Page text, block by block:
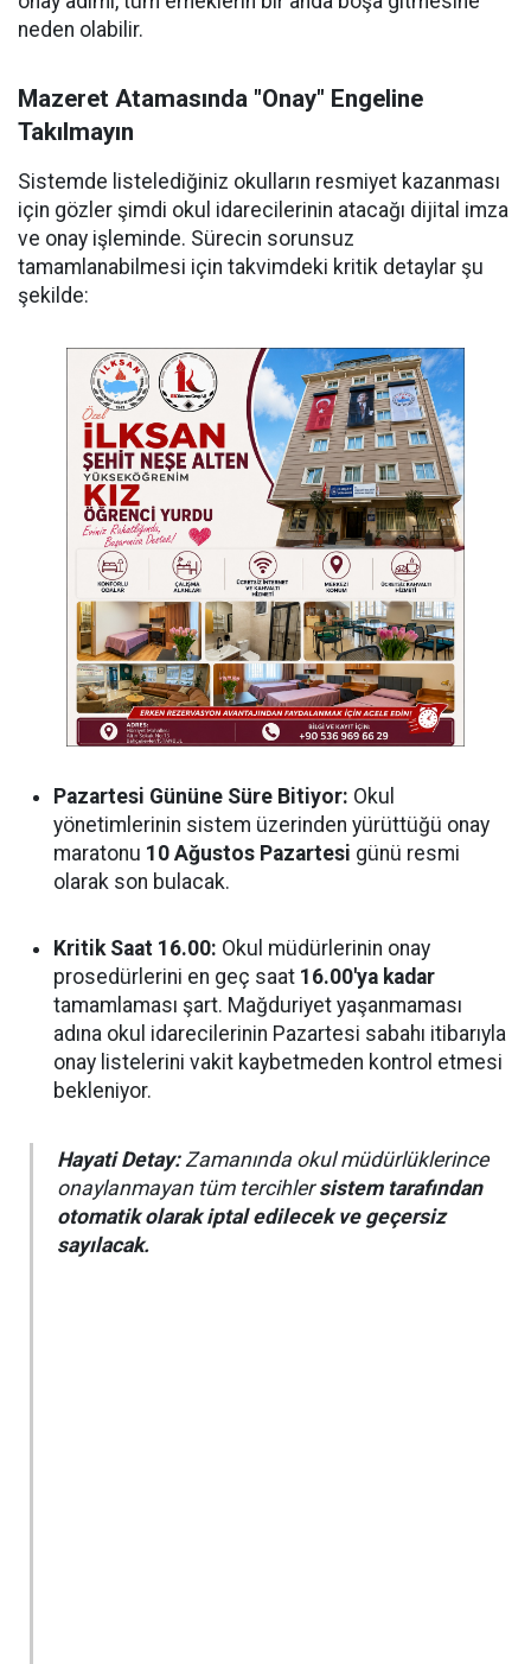
neden olabilir.
Mazeret Atamasında "Onay" Engeline
Takılmayın
Sistemde listelediğiniz okulların resmiyet kazanması
için gözler şimdi okul idarecilerinin atacağı dijital imza
ve onay işleminde. Sürecin sorunsuz
tamamlanabilmesi için takvimdeki kritik detaylar şu
şekilde:
Pazartesi Gününe Süre Bitiyor: Okul
yönetimlerinin sistem üzerinden yürüttüğü onay
maratonu 10 Ağustos Pazartesi günü resmi
olarak son bulacak.
Kritik Saat 16.00: Okul müdürlerinin onay
prosedürlerini en geç saat 16.00'ya kadar
tamamlaması şart. Mağduriyet yaşanmaması
adına okul idarecilerinin Pazartesi sabahı itibarıyla
onay listelerini vakit kaybetmeden kontrol etmesi
bekleniyor.
Hayati Detay:Zamanında okul müdürlüklerince
onaylanmayan tüm tercihlersistem tarafından
otomatik olarak iptal edilecek ve geçersiz
sayılacak.